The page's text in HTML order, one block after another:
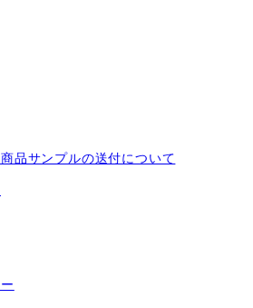
品サンプルの送付について